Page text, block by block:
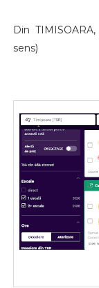
Din TIMISOARA,
sens)